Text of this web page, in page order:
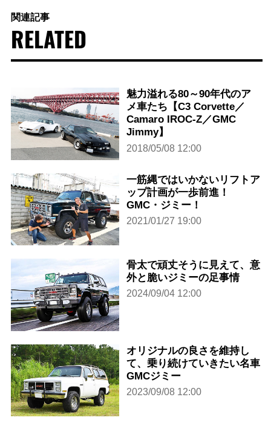
関連記事
RELATED
魅力溢れる80～90年代のア
メ車たち【C3 Corvette／
Camaro IROC-Z／GMC
Jimmy】
2018/05/08 12:00
一筋縄ではいかないリフトア
ップ計画が一歩前進！
GMC・ジミー！
2021/01/27 19:00
骨太で頑丈そうに見えて、意
外と脆いジミーの足事情
2024/09/04 12:00
オリジナルの良さを維持し
て、乗り続けていきたい名車
GMCジミー
2023/09/08 12:00